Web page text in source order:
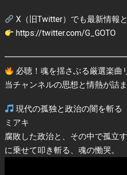
X（旧Twitter）でも最新情報
https://twitter.com/G_GOTO
必聴！魂を揺さぶる厳選楽曲
当チャンネルの思想と情熱が詰
現代の孤独と政治の闇を斬る
ミアキ
腐敗した政治と、その中で孤立
に乗せて叩き斬る、魂の慟哭。